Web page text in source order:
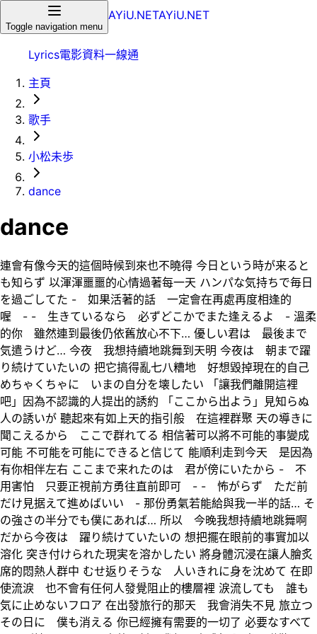
Toggle navigation menu
AYiU.NETAYiU.NET
Lyrics電影資料一線通
主頁
歌手
小松未歩
dance
dance
連會有像今天的這個時候到來也不曉得 今日という時が来ると
も知らず 以渾渾噩噩的心情過著每一天 ハンパな気持ちで毎日
を過ごしてた - 如果活著的話 一定會在再處再度相逢的
喔 - - 生きているなら 必ずどこかでまた逢えるよ - 溫柔
的你 雖然連到最後仍依舊放心不下… 優しい君は 最後まで
気遣うけど… 今夜 我想持續地跳舞到天明 今夜は 朝まで躍
り続けていたいの 把它搞得亂七八糟地 好想毀掉現在的自己
めちゃくちゃに いまの自分を壊したい 「讓我們離開這裡
吧」因為不認識的人提出的誘約 「ここから出よう」見知らぬ
人の誘いが 聽起來有如上天的指引般 在這裡群聚 天の導きに
聞こえるから ここで群れてる 相信著可以將不可能的事變成
可能 不可能を可能にできると信じて 能順利走到今天 是因為
有你相伴左右 ここまで来れたのは 君が傍にいたから - 不
用害怕 只要正視前方勇往直前即可 - - 怖がらず ただ前
だけ見据えて進めばいい - 那份勇氣若能給與我一半的話… そ
の強さの半分でも僕にあれば… 所以 今晚我想持續地跳舞啊
だから今夜は 躍り続けていたいの 想把擺在眼前的事實加以
溶化 突き付けられた現実を溶かしたい 將身體沉浸在讓人膾炙
席的悶熱人群中 むせ返りそうな 人いきれに身を沈めて 在即
使流淚 也不會有任何人發覺阻止的樓層裡 涙流しても 誰も
気に止めないフロア 在出發旅行的那天 我會消失不見 旅立つ
その日に 僕も消える 你已經擁有需要的一切了 必要なすべて